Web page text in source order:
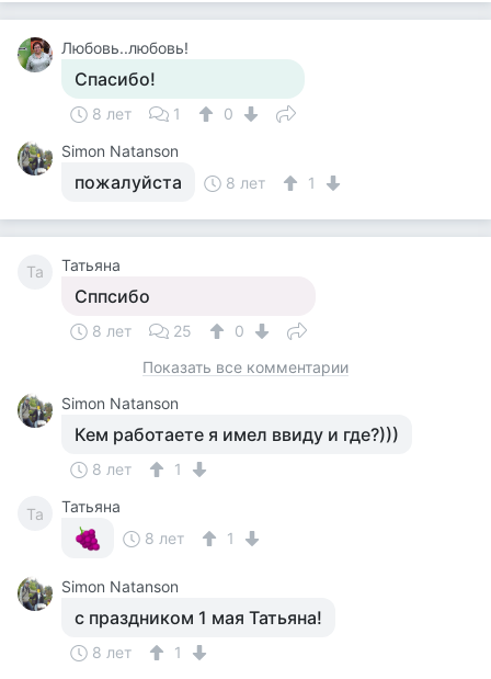
Любовь..любовь!
Спасибо!
8 лет 1
0
Simon Natanson
пожалуйста 8 лет 1
Та Татьяна
Сппсибо
8 лет 25
0
Показать все комментарии
Simon Natanson
Кем работаете я имел ввиду и где?)))
8 лет 1
Та
Татьяна
8 лет
1
Simon Natanson
с праздником 1 мая Татьяна!
8 лет 1